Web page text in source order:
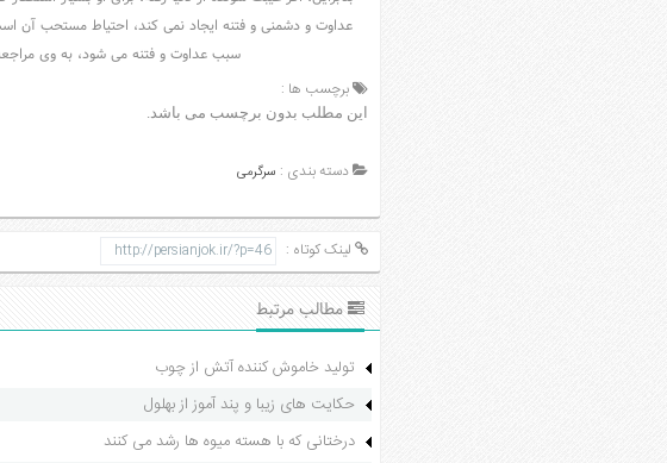
عداوت و دشمنی و فتنه ایجاد نمی کند، احتیاط مستحب آن
سبب عداوت و فتنه می شود، به وی
برچسب ها :
این مطلب بدون برچسب می باشد.
دسته بندی : سرگرمی
لینک کوتاه :
مطالب مرتبط
تولید خاموش کننده آتش از چوب
حکایت های زیبا و پند آموز از بهلول
درختانی که با هسته میوه ها رشد می کنند